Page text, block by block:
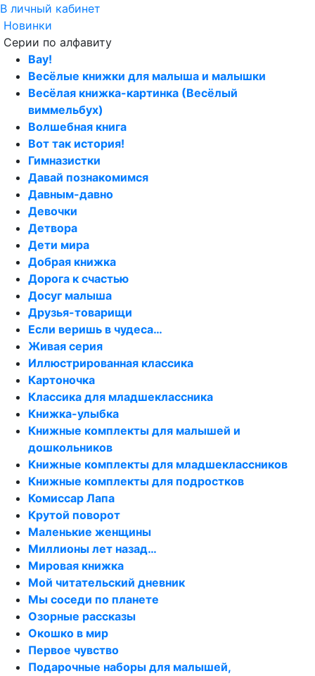
В личный кабинет
Новинки
Серии по алфавиту
Вау!
Весёлые книжки для малыша и малышки
Весёлая книжка-картинка (Весёлый
виммельбух)
Волшебная книга
Вот так история!
Гимназистки
Давай познакомимся
Давным-давно
Девочки
Детвора
Дети мира
Добрая книжка
Дорога к счастью
Досуг малыша
Друзья-товарищи
Если веришь в чудеса…
Живая серия
Иллюстрированная классика
Картоночка
Классика для младшеклассника
Книжка-улыбка
Книжные комплекты для малышей и
дошкольников
Книжные комплекты для младшеклассников
Книжные комплекты для подростков
Комиссар Лапа
Крутой поворот
Маленькие женщины
Миллионы лет назад…
Мировая книжка
Мой читательский дневник
Мы соседи по планете
Озорные рассказы
Окошко в мир
Первое чувство
Подарочные наборы для малышей,